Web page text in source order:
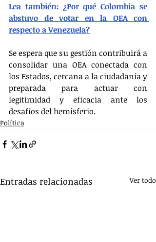
Lea también: ¿Por qué Colombia se
abstuvo de votar en la OEA con
respecto a Venezuela?
Se espera que su gestión contribuirá a
consolidar una OEA conectada con
los Estados, cercana a la ciudadanía y
preparada para actuar con
legitimidad y eficacia ante los
desafíos del hemisferio.
Política
Entradas relacionadas Ver todo